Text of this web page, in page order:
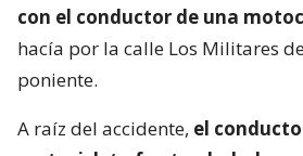
con el conductor de una
hacía por la calle Los Militares
poniente.
A raíz del accidente, el